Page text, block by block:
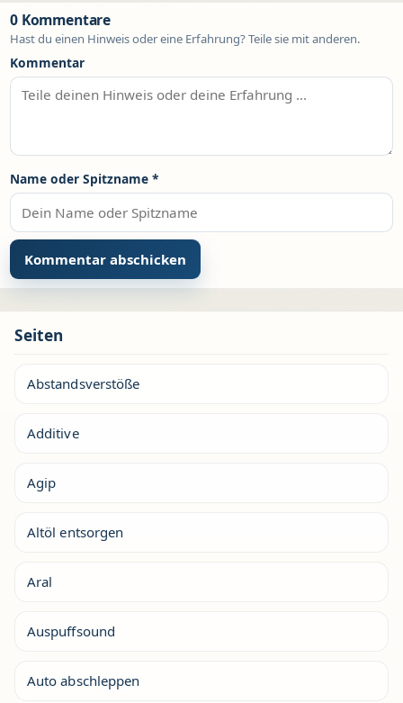
0 Kommentare
Hast du einen Hinweis oder eine Erfahrung? Teile sie mit anderen.
Kommentar
Name oder Spitzname *
Seiten
Abstandsverstöße
Additive
Agip
Altöl entsorgen
Aral
Auspuffsound
Auto abschleppen